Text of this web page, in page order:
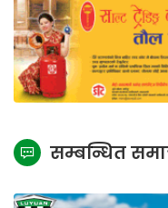
सम्बन्धित